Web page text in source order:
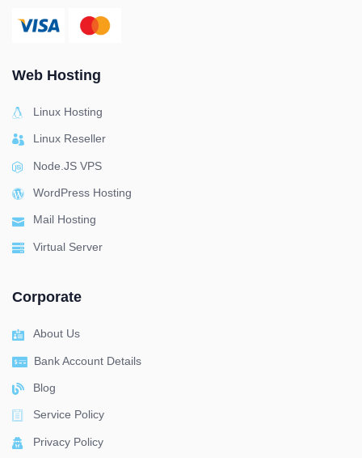
Web Hosting
Linux Hosting
Linux Reseller
Node.JS VPS
WordPress Hosting
Mail Hosting
Virtual Server
Corporate
About Us
Bank Account Details
Blog
Service Policy
Privacy Policy